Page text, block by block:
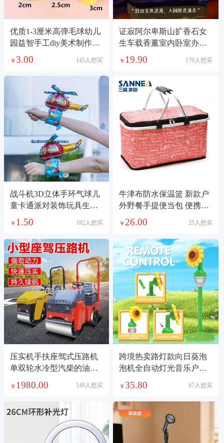
优质1-3厘米高弹毛球幼儿
园益智手工diy美术制作材
料谷美痛包填充
￥ 3.00 145人想买
证寂阿尔卑斯山扩香石女
生车载香薰室内卧室办公
室高级中式摆件
￥ 19.90 170人想买
战斗机3D立体手环气球儿
童卡通派对装饰玩具生日
礼物地推礼品
￥ 1.50 182人想买
牛津布防水保温篮 新款户
外野餐手提便当包 便携式
铝框折叠冰包
￥26.00 25人想买
压实机手扶座驾式压路机
单双轮水冷型汽柴的油压
￥ 1980.00 149人想买
跨境热卖路灯款向日葵泡
泡机全自动灯光音乐户外
￥ 35.80 67人想买